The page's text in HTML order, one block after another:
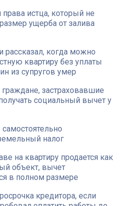
истца, который не
ущерба от залива
когда можно
квартиру без уплаты
из супругов умер
застраховавшие
социальный вычет у
налог
на квартиру продается как
объект, вычет
в полном размере
кредитора, если